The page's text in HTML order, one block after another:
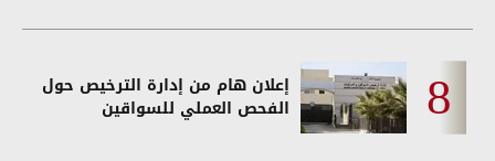
إعلان هام من إدارة الترخيص حول
الفحص العملي للسواقين